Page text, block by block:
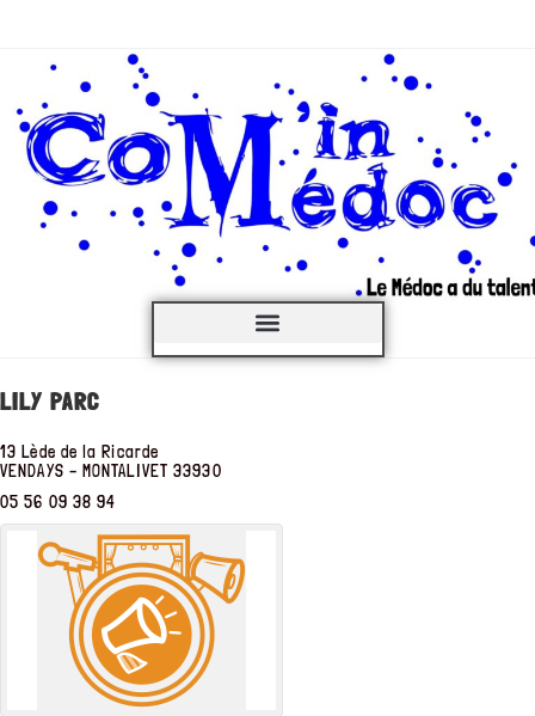
LILY PARC
13 Lède de la Ricarde
VENDAYS – MONTALIVET 33930
05 56 09 38 94